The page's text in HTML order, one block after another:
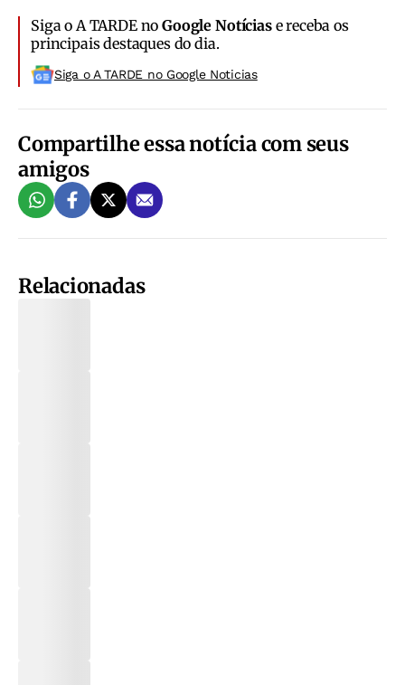
Siga o A TARDE noGoogle Notíciase receba os
principais destaques do dia.
Siga o A TARDE no Google Noticias
Compartilhe essa notícia com seus
amigos
Relacionadas